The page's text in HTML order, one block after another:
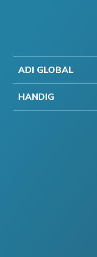
ADI GLOBAL
HANDIG